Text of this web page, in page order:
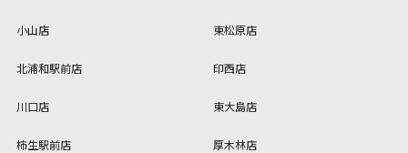
小山店 東松原店
北浦和駅前店 印西店
川口店 東大島店
柿生駅前店 厚木林店